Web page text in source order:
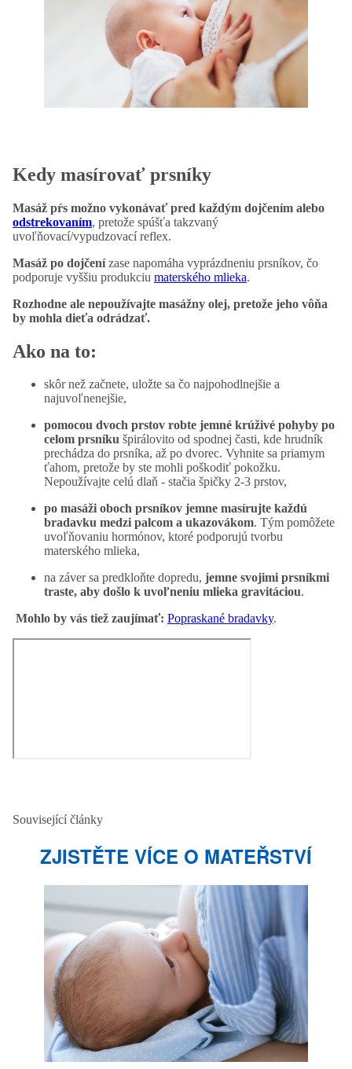
Kedy masírovať prsníky
Masáž pŕs možno vykonávať pred každým dojčením alebo
odstrekovaním, pretože spúšťa takzvaný
uvoľňovací/vypudzovací reflex.
Masáž po dojčenízase napomáha vyprázdneniu prsníkov, čo
podporuje vyššiu produkciu materského mlieka.
Rozhodne ale nepoužívajte masážny olej, pretože jeho vôňa
by mohla dieťa odrádzať.
Ako na to:
skôr než začnete, uložte sa čo najpohodlnejšie a
najuvoľnenejšie,
pomocou dvoch prstov robte jemné krúživé pohyby po
celom prsníku špirálovito od spodnej časti, kde hrudník
prechádza do prsníka, až po dvorec. Vyhnite sa priamym
ťahom, pretože by ste mohli poškodiť pokožku.
Nepoužívajte celú dlaň - stačia špičky 2-3 prstov,
po masáži oboch prsníkov jemne masírujte každú
bradavku medzi palcom a ukazovákom. Tým pomôžete
uvoľňovaniu hormónov, ktoré podporujú tvorbu
materského mlieka,
na záver sa predkloňte dopredu, jemne svojimi prsníkmi
traste, aby došlo k uvoľneniu mlieka gravitáciou.
Mohlo by vás tiež zaujímať: Popraskané bradavky.
Související články
ZJISTĚTE VÍCE O MATEŘSTVÍ